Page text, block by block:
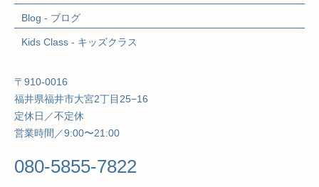
Blog - ブログ
Kids Class - キッズクラス
〒910-0016
福井県福井市大宮2丁目25−16
定休日／不定休
営業時間／9:00〜21:00
080-5855-7822